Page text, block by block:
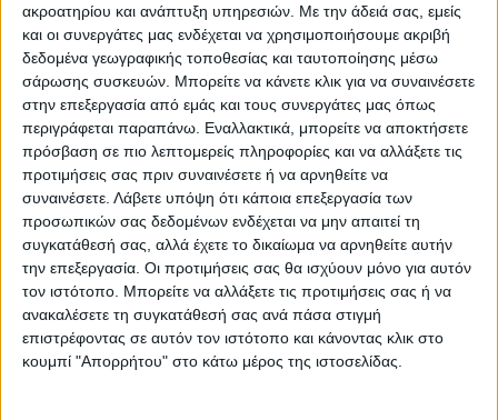
ακροατηρίου και ανάπτυξη υπηρεσιών. Με την άδειά σας, εμείς
και οι συνεργάτες μας ενδέχεται να χρησιμοποιήσουμε ακριβή
δεδομένα γεωγραφικής τοποθεσίας και ταυτοποίησης μέσω
σάρωσης συσκευών. Μπορείτε να κάνετε κλικ για να συναινέσετε
στην επεξεργασία από εμάς και τους συνεργάτες μας όπως
περιγράφεται παραπάνω. Εναλλακτικά, μπορείτε να αποκτήσετε
πρόσβαση σε πιο λεπτομερείς πληροφορίες και να αλλάξετε τις
προτιμήσεις σας πριν συναινέσετε ή να αρνηθείτε να
συναινέσετε. Λάβετε υπόψη ότι κάποια επεξεργασία των
προσωπικών σας δεδομένων ενδέχεται να μην απαιτεί τη
συγκατάθεσή σας, αλλά έχετε το δικαίωμα να αρνηθείτε αυτήν
την επεξεργασία. Οι προτιμήσεις σας θα ισχύουν μόνο για αυτόν
τον ιστότοπο. Μπορείτε να αλλάξετε τις προτιμήσεις σας ή να
ανακαλέσετε τη συγκατάθεσή σας ανά πάσα στιγμή
επιστρέφοντας σε αυτόν τον ιστότοπο και κάνοντας κλικ στο
κουμπί "Απορρήτου" στο κάτω μέρος της ιστοσελίδας.
Ακολούθησε την εφημερίδα ΝΕΟΣ
ΑΓΩΝ στο Google News!
Όλες οι εξελίξεις στην περιοχή της
Καρδίτσας και ευρύτερα της Θεσσαλίας
ΠΡΟΗΓΟΥΜΕΝΟ ΑΡΘΡΟ
Γκόλ στα ερτζιανά 20/7/2023
ΕΠΟΜΕΝΟ ΑΡΘΡΟ
Χειροπέδες σε ζευγάρι
Λαρισαίων και το γιό τους για
τη μεγαλύτερη χασισοφυτεία
στο Νομό Λάρισας